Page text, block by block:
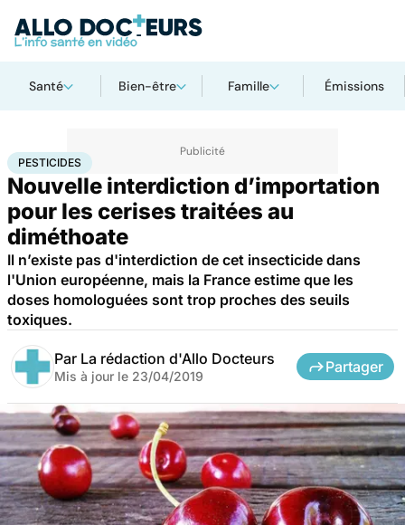
Santé Bien-être Famille Émissions
AccueilSanté Pesticides
PESTICIDES
Nouvelle interdiction d’importation
pour les cerises traitées au
diméthoate
Il n’existe pas d'interdiction de cet insecticide dans
l'Union européenne, mais la France estime que les
doses homologuées sont trop proches des seuils
toxiques.
Par La rédaction d'Allo Docteurs
Mis à jour le 23/04/2019
Partager